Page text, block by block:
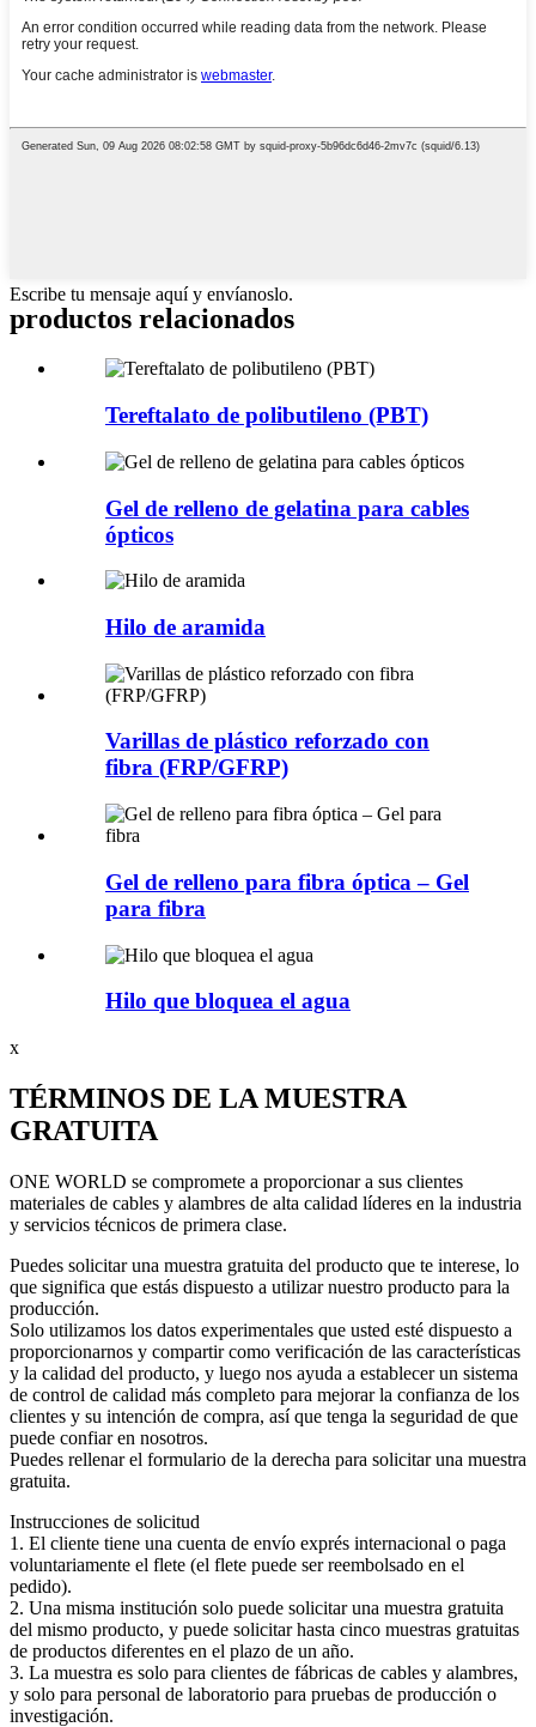
Escribe tu mensaje aquí y envíanoslo.
productos relacionados
Tereftalato de polibutileno (PBT)
Gel de relleno de gelatina para cables
ópticos
Hilo de aramida
Varillas de plástico reforzado con
fibra (FRP/GFRP)
Gel de relleno para fibra óptica – Gel
para fibra
Hilo que bloquea el agua
x
TÉRMINOS DE LA MUESTRA
GRATUITA
ONE WORLD se compromete a proporcionar a sus clientes
materiales de cables y alambres de alta calidad líderes en la industria
y servicios técnicos de primera clase.
Puedes solicitar una muestra gratuita del producto que te interese, lo
que significa que estás dispuesto a utilizar nuestro producto para la
producción.
Solo utilizamos los datos experimentales que usted esté dispuesto a
proporcionarnos y compartir como verificación de las características
y la calidad del producto, y luego nos ayuda a establecer un sistema
de control de calidad más completo para mejorar la confianza de los
clientes y su intención de compra, así que tenga la seguridad de que
puede confiar en nosotros.
Puedes rellenar el formulario de la derecha para solicitar una muestra
gratuita.
Instrucciones de solicitud
1. El cliente tiene una cuenta de envío exprés internacional o paga
voluntariamente el flete (el flete puede ser reembolsado en el
pedido).
2. Una misma institución solo puede solicitar una muestra gratuita
del mismo producto, y puede solicitar hasta cinco muestras gratuitas
de productos diferentes en el plazo de un año.
3. La muestra es solo para clientes de fábricas de cables y alambres,
y solo para personal de laboratorio para pruebas de producción o
investigación.